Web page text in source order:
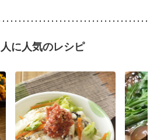
に人気のレシピ